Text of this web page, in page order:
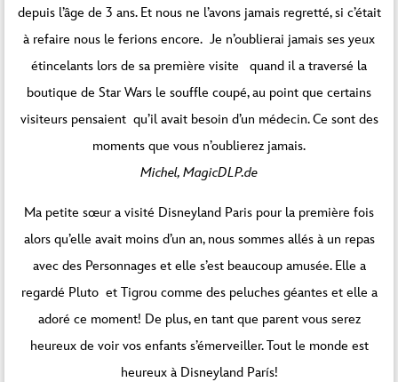
depuis l’âge de 3 ans. Et nous ne l’avons jamais regretté, si c’était
à refaire nous le ferions encore. Je n’oublierai jamais ses yeux
étincelants lors de sa première visite quand il a traversé la
boutique de Star Wars le souffle coupé, au point que certains
visiteurs pensaient qu’il avait besoin d’un médecin. Ce sont des
moments que vous n’oublierez jamais.
Michel, MagicDLP.de
Ma petite sœur a visité Disneyland Paris pour la première fois
alors qu’elle avait moins d’un an, nous sommes allés à un repas
avec des Personnages et elle s’est beaucoup amusée. Elle a
regardé Pluto et Tigrou comme des peluches géantes et elle a
adoré ce moment! De plus, en tant que parent vous serez
heureux de voir vos enfants s’émerveiller. Tout le monde est
heureux à Disneyland París!